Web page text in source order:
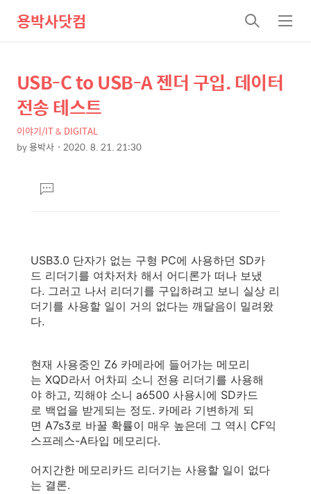
용박사닷컴
검
색
메
뉴
상
세
컨
텐
본
문
제
목
USB-C to USB-A 젠더 구입. 데이터
전송 테스트
이야기/IT & DIGITAL
by용박사 2020. 8. 21. 21:30
댓
글
USB3.0 단자가 없는 구형 PC에 사용하던 SD카
드 리더기를 여차저차 해서 어디론가 떠나 보냈
다. 그러고 나서 리더기를 구입하려고 보니 실상 리
더기를 사용할 일이 거의 없다는 깨달음이 밀려왔
다.
현재 사용중인 Z6 카메라에 들어가는 메모리
는 XQD라서 어차피 소니 전용 리더기를 사용해
야 하고, 끽해야 소니 a6500 사용시에 SD카드
로 백업을 받게되는 정도. 카메라 기변하게 되
면 A7s3로 바꿀 확률이 매우 높은데 그 역시 CF익
스프레스-A타입 메모리다.
어지간한 메모리카드 리더기는 사용할 일이 없다
는 결론.